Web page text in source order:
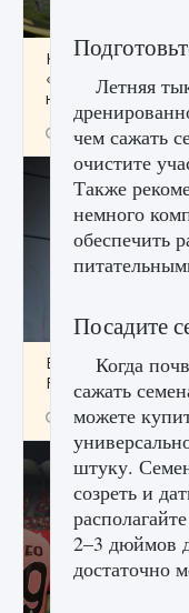
Как исправить
«Идет
начать
9 августа 2024
Все новые
FC 25
9 августа 2024
Летняя
чем сажать
очистите
Также
немного
обеспечить
Посадите
Когда
сажать
можете
штуку.
созреть и
2–3 дюймов
достаточно